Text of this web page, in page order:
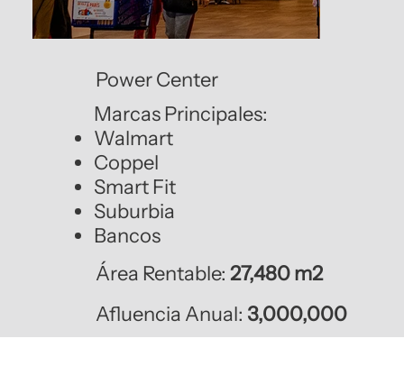
Power Center
Marcas Principales:
Walmart
Coppel
Smart Fit
Suburbia
Bancos
Área Rentable: 27,480 m2
Afluencia Anual: 3,000,000